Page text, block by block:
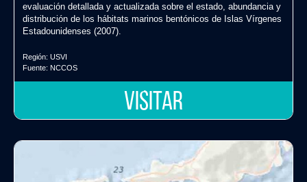
evaluación detallada y actualizada sobre el estado, abundancia y
distribución de los hábitats marinos bentónicos de Islas Vírgenes
Estadounidenses (2007).
Región: USVI
Fuente: NCCOS
VISITAR